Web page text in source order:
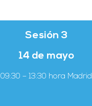
Sesión 3
14 de mayo
09:30 – 13:30 hora Madrid